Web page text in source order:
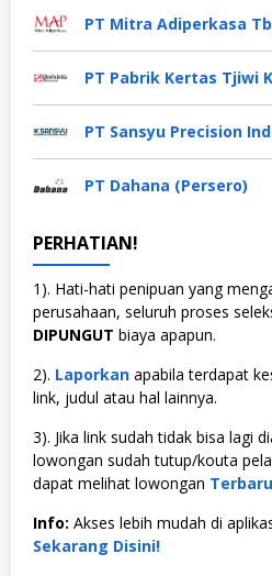
PT Mitra Adiperkasa
PT Pabrik Kertas Tjiwi
PT Sansyu Precision
PT Dahana (Persero)
PERHATIAN!
1). Hati-hati penipuan yang
perusahaan, seluruh proses
DIPUNGUT biaya apapun.
2). Laporkan apabila terdapat
link, judul atau hal lainnya.
3). Jika link sudah tidak bisa lagi
lowongan sudah tutup/kouta
dapat melihat lowongan
Info: Akses lebih mudah di
Sekarang Disini!